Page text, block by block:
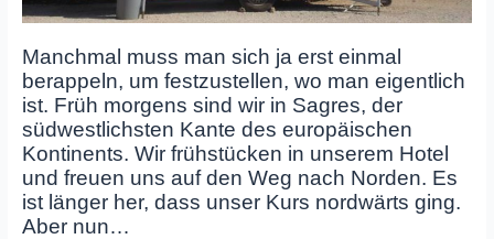
Manchmal muss man sich ja erst einmal
berappeln, um festzustellen, wo man eigentlich
ist. Früh morgens sind wir in Sagres, der
südwestlichsten Kante des europäischen
Kontinents. Wir frühstücken in unserem Hotel
und freuen uns auf den Weg nach Norden. Es
ist länger her, dass unser Kurs nordwärts ging.
Aber nun…